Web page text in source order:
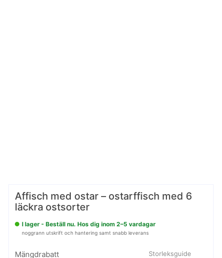
Affisch med ostar – ostarffisch med 6
läckra ostsorter
I lager - Beställ nu. Hos dig inom 2–5 vardagar
noggrann utskrift och hantering samt snabb leverans
Storleksguide
Mängdrabatt